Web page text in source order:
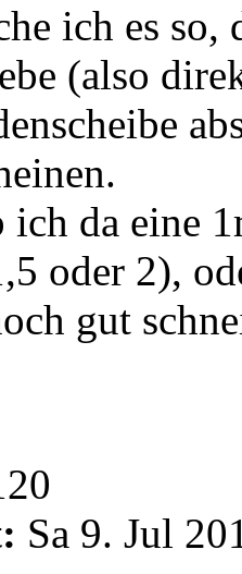
ich es
(also
ich da eine
oder 2),
gut
Sa 9. Jul